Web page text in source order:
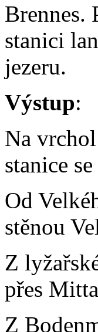
Brennes.
stanici
jezeru.
Výstup:
Na
stanice
Od
stěnou
Z
přes
Z